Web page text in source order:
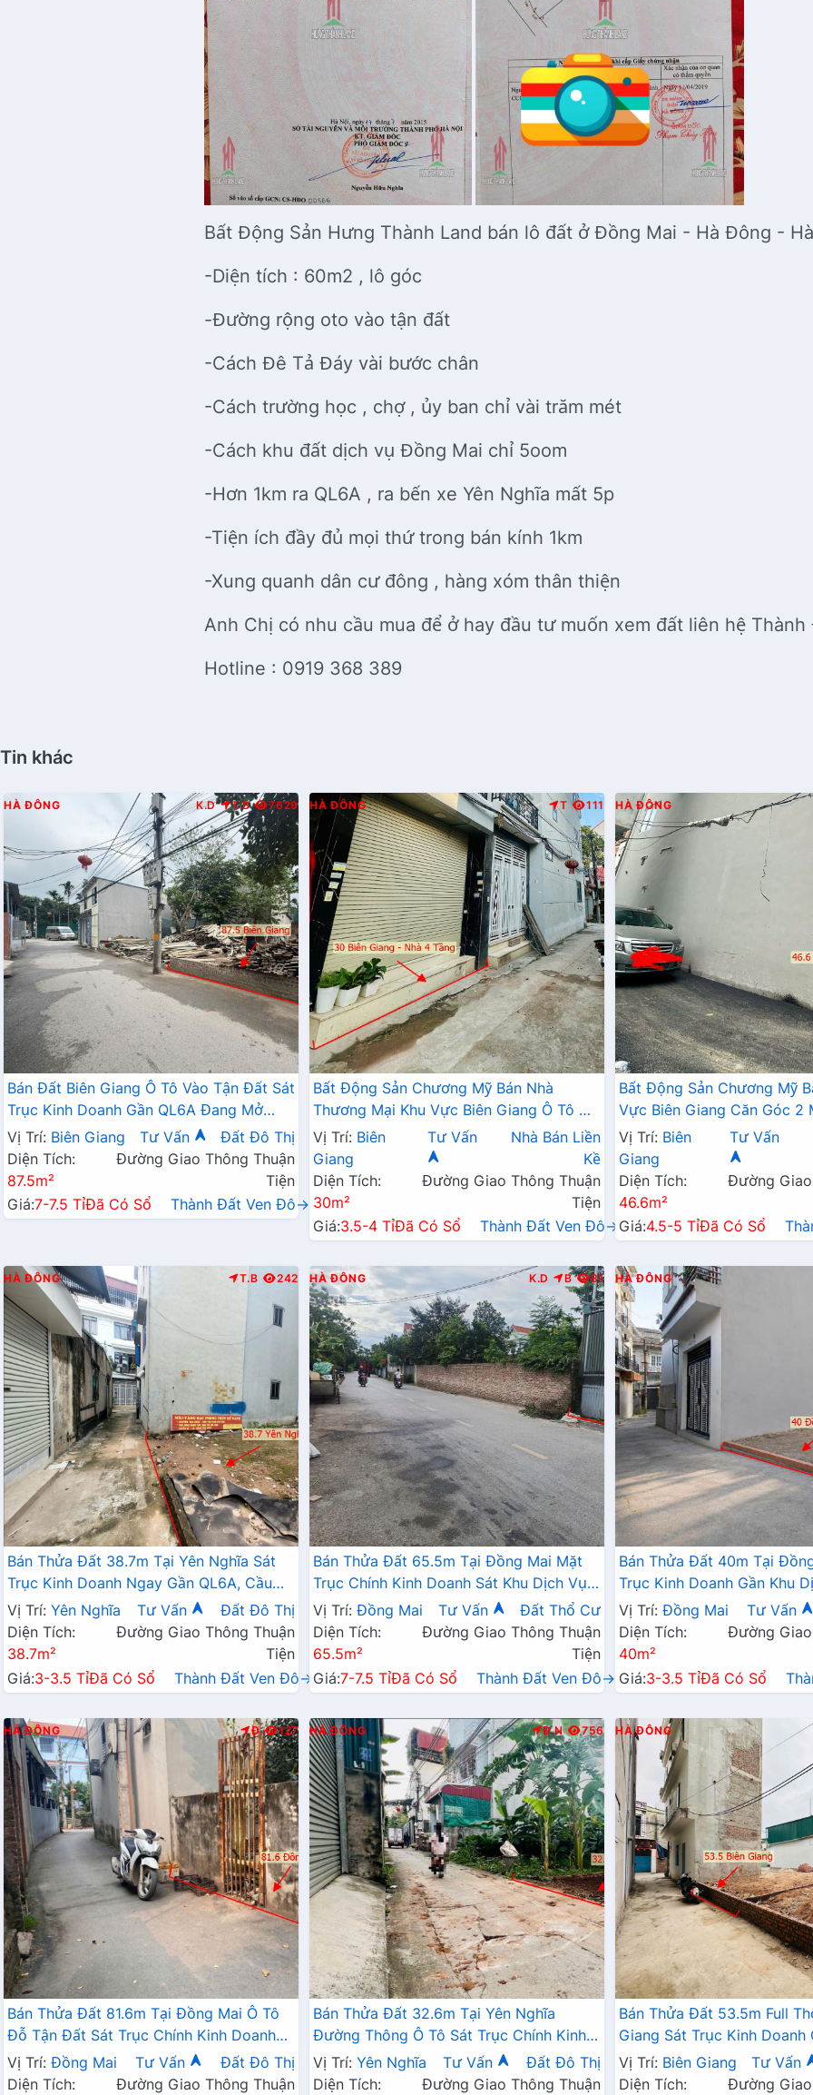
Bất Động Sản Hưng Thành Land bán lô đất ở Đồng Mai - Hà Đông -
-Diện tích : 60m2 , lô góc
-Đường rộng oto vào tận đất
-Cách Đê Tả Đáy vài bước chân
-Cách trường học , chợ , ủy ban chỉ vài trăm mét
-Cách khu đất dịch vụ Đồng Mai chỉ 5oom
-Hơn 1km ra QL6A , ra bến xe Yên Nghĩa mất 5p
-Tiện ích đầy đủ mọi thứ trong bán kính 1km
-Xung quanh dân cư đông , hàng xóm thân thiện
Anh Chị có nhu cầu mua để ở hay đầu tư muốn xem đất liên hệ
Hotline : 0919 368 389
Tin khác
HÀ ĐÔNG K.D T.B 7629
Bán Đất Biên Giang Ô Tô Vào Tận Đất Sát
Trục Kinh Doanh Gần QL6A Đang Mở
Rộng
Vị Trí: Biên Giang Tư Vấn
Đất Đô Thị
Diện Tích:
87.5m²
Đường Giao Thông Thuận
Tiện
Giá:7-7.5 TỉĐã Có Sổ Thành Đất Ven Đô→
HÀ ĐÔNG T 111
Bất Động Sản Chương Mỹ Bán Nhà
Thương Mại Khu Vực Biên Giang Ô Tô Đỗ
Tận Cửa Gần Trục Chính Kinh Doanh
Vị Trí: Biên
Giang
Tư Vấn
Nhà Bán Liền
Kề
Diện Tích:
30m²
Đường Giao Thông Thuận
Tiện
Giá:3.5-4 TỉĐã Có Sổ Thành Đất Ven Đô→
HÀ ĐÔNG
Bất Động Sản Chương Mỹ
Vực Biên Giang Căn Góc 2
Tô Đỗ Tận Cửa Gần Trục
Doanh
Vị Trí: Biên
Giang
Tư Vấn
Diện Tích:
46.6m²
Đường
Giá:4.5-5 TỉĐã Có Sổ
HÀ ĐÔNG T.B 242
Bán Thửa Đất 38.7m Tại Yên Nghĩa Sát
Trục Kinh Doanh Ngay Gần QL6A, Cầu
Mai Lĩnh Đang Mở Rộng
Vị Trí: Yên Nghĩa Tư Vấn
Đất Đô Thị
Diện Tích:
38.7m²
Đường Giao Thông Thuận
Tiện
Giá:3-3.5 TỉĐã Có Sổ Thành Đất Ven Đô→
HÀ ĐÔNG K.D B 81
Bán Thửa Đất 65.5m Tại Đồng Mai Mặt
Trục Chính Kinh Doanh Sát Khu Dịch Vụ
Sinh Thái Đồng Mai
Vị Trí: Đồng Mai Tư Vấn
Đất Thổ Cư
Diện Tích:
65.5m²
Đường Giao Thông Thuận
Tiện
Giá:7-7.5 TỉĐã Có Sổ Thành Đất Ven Đô→
HÀ ĐÔNG
Bán Thửa Đất 40m Tại
Trục Kinh Doanh Gần Khu
Thái Đồng Mai
Vị Trí: Đồng Mai
Tư Vấn
Diện Tích:
40m²
Đường
Giá:3-3.5 TỉĐã Có Sổ
HÀ ĐÔNG Đ 127
Bán Thửa Đất 81.6m Tại Đồng Mai Ô Tô
Đỗ Tận Đất Sát Trục Chính Kinh Doanh
Ngay Gần Khu Dịch Vụ Sinh Thái
Vị Trí: Đồng Mai Tư Vấn
Đất Đô Thị
Diện Tích:
Đường Giao Thông Thuận
HÀ ĐÔNG Đ.N 756
Bán Thửa Đất 32.6m Tại Yên Nghĩa
Đường Thông Ô Tô Sát Trục Chính Kinh
Doanh Gần QL6A , Cầu Mai Lĩnh Mở Rộng
Vị Trí: Yên Nghĩa Tư Vấn
Đất Đô Thị
Diện Tích:
Đường Giao Thông Thuận
HÀ ĐÔNG
Bán Thửa Đất 53.5m Full
Giang Sát Trục Kinh Doanh
Đang Triển Khai Mở Rộng
Vị Trí: Biên Giang
Tư Vấn
Diện Tích:
Đường